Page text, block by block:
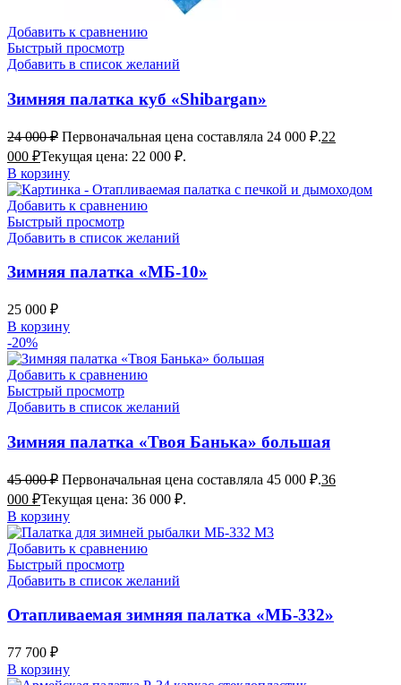
Добавить к сравнению
Быстрый просмотр
Добавить в список желаний
Зимняя палатка куб «Shibargan»
24 000₽ Первоначальная цена составляла 24 000 ₽.22
000 ₽Текущая цена: 22 000 ₽.
В корзину
Добавить к сравнению
Быстрый просмотр
Добавить в список желаний
Зимняя палатка «МБ-10»
25 000 ₽
В корзину
-20%
Добавить к сравнению
Быстрый просмотр
Добавить в список желаний
Зимняя палатка «Твоя Банька» большая
45 000₽ Первоначальная цена составляла 45 000 ₽.36
000 ₽Текущая цена: 36 000 ₽.
В корзину
Добавить к сравнению
Быстрый просмотр
Добавить в список желаний
Отапливаемая зимняя палатка «МБ-332»
77 700 ₽
В корзину